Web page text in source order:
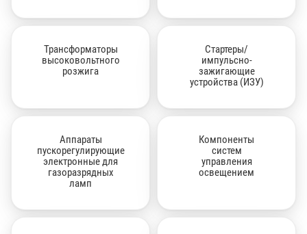
Трансформаторы
высоковольтного
розжига
Стартеры/
импульсно-
зажигающие
устройства (ИЗУ)
Аппараты
пускорегулирующие
электронные для
газоразрядных
ламп
Компоненты
систем
управления
освещением